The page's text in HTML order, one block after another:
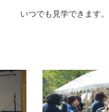
いつでも見学できます。